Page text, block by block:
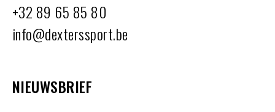
+32 89 65 85 80
info@dexterssport.be
NIEUWSBRIEF